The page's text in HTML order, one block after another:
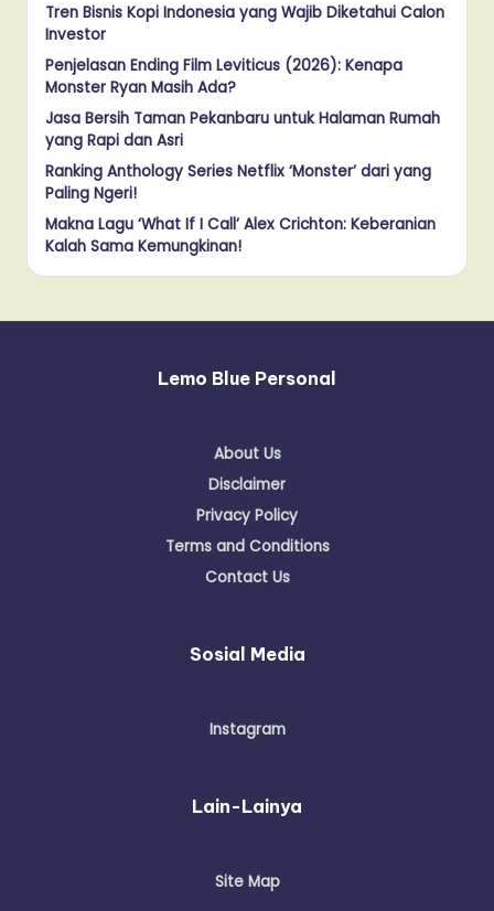
Tren Bisnis Kopi Indonesia yang Wajib Diketahui Calon
Investor
Penjelasan Ending Film Leviticus (2026): Kenapa
Monster Ryan Masih Ada?
Jasa Bersih Taman Pekanbaru untuk Halaman Rumah
yang Rapi dan Asri
Ranking Anthology Series Netflix ‘Monster’ dari yang
Paling Ngeri!
Makna Lagu ‘What If I Call’ Alex Crichton: Keberanian
Kalah Sama Kemungkinan!
Lemo Blue Personal
About Us
Disclaimer
Privacy Policy
Terms and Conditions
Contact Us
Sosial Media
Instagram
Lain-Lainya
Site Map